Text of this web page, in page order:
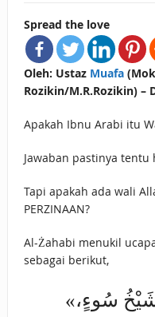
Spread the love
Oleh: Ustaz Muafa
Rozikin/M.R.Rozikin) –
Apakah Ibnu Arabi itu
Jawaban pastinya
Tapi apakah ada wali
PERZINAAN?
Al-Żahabi menukil
sebagai berikut,
«يَقُوْلُ عَنِ ابْنِ العَرَبِيِّ: شَيْخُ سُوءٍ،